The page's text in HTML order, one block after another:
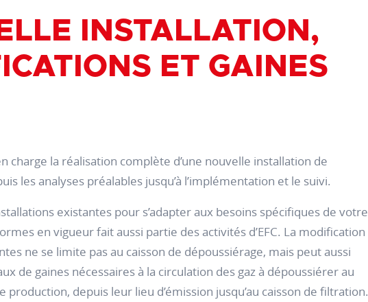
INSTALLATION,
ET GAINES
charge la réalisation complète d’une nouvelle installation de
les analyses préalables jusqu’à l’implémentation et le suivi.
existantes pour s’adapter aux besoins spécifiques de votre
en vigueur fait aussi partie des activités d’EFC. La modification
ne se limite pas au caisson de dépoussiérage, mais peut aussi
de gaines nécessaires à la circulation des gaz à dépoussiérer au
depuis leur lieu d’émission jusqu’au caisson de filtration.